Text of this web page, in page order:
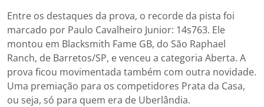
Entre os destaques da prova, o recorde da pista foi
marcado por Paulo Cavalheiro Junior: 14s763. Ele
montou em Blacksmith Fame GB, do São Raphael
Ranch, de Barretos/SP, e venceu a categoria Aberta. A
prova ficou movimentada também com outra novidade.
Uma premiação para os competidores Prata da Casa,
ou seja, só para quem era de Uberlândia.